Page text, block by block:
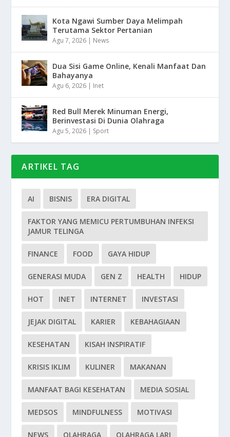
Kota Ngawi Sumber Daya Melimpah
Terutama Sektor Pertanian
Agu 7, 2026 | News
Dua Sisi Game Online, Kenali Manfaat Dan
Bahayanya
Agu 6, 2026 | Inet
Red Bull Merek Minuman Energi,
Berinvestasi Di Dunia Olahraga
Agu 5, 2026 | Sport
ARTIKEL TAG
AI BISNIS ERA DIGITAL
FAKTOR YANG MEMICU PERTUMBUHAN INFEKSI
JAMUR TELINGA
FINANCE FOOD GAYA HIDUP
GENERASI MUDA GEN Z HEALTH HIDUP
HOT INET INTERNET INVESTASI
JEJAK DIGITAL KARIER KEBAHAGIAAN
KESEHATAN KISAH INSPIRATIF
KRISIS IKLIM KULINER MAKANAN
MANFAAT BAGI KESEHATAN MEDIA SOSIAL
MEDSOS MINDFULNESS MOTIVASI
NEWS OLAHRAGA OLAHRAGA LARI